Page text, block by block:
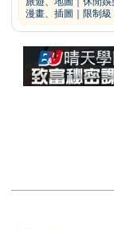
漫畫、插圖
限制級